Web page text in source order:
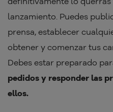
lanzamiento. Puedes
prensa, establecer
obtener y comenzar tus
Debes estar preparado
pedidos y responder las
ellos.